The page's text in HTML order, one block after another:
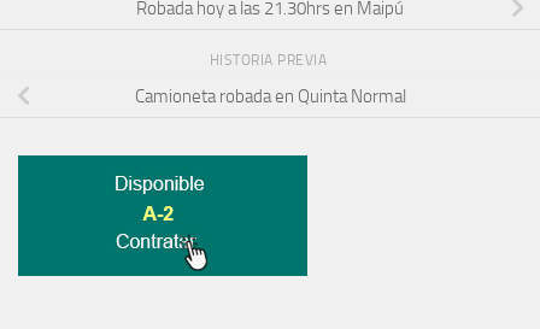
Robada hoy a las 21.30hrs en Maipú
HISTORIA PREVIA
Camioneta robada en Quinta Normal